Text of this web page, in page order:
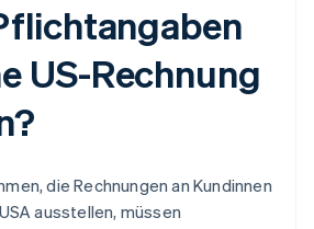
US-Rechnung
die Rechnungen an Kundinnen
ausstellen, müssen